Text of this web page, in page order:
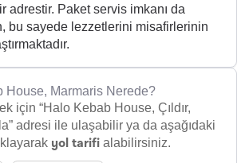
adrestir. Paket servis imkanı da
bu sayede lezzetlerini misafirlerinin
House, Marmaris Nerede?
için “Halo Kebab House, Çıldır,
adresi ile ulaşabilir ya da aşağıdaki
yol tarifi alabilirsiniz.